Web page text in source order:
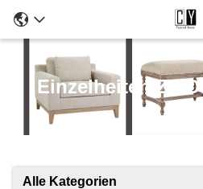
Einzelheiten Zu
Alle Kategorien